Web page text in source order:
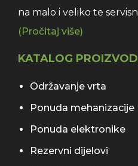
na malo i veliko te
(Pročitaj više)
KATALOG
Održavanje vrta
Ponuda mehanizacije
Ponuda elektronike
Rezervni dijelovi